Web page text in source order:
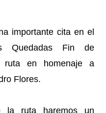
importante cita en el
Quedadas Fin de
ruta en homenaje a
Flores.
la ruta haremos un